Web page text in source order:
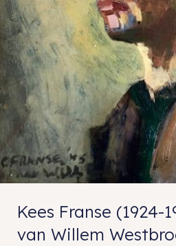
Kees Franse (1924-
van Willem